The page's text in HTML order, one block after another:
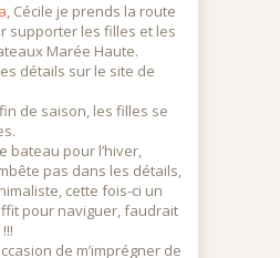
, Cécile je prends la route
supporter les filles et les
Marée Haute.
détails sur le site de
de saison, les filles se
bateau pour l’hiver,
pas dans les détails,
cette fois-ci un
pour naviguer, faudrait
de m’imprégner de